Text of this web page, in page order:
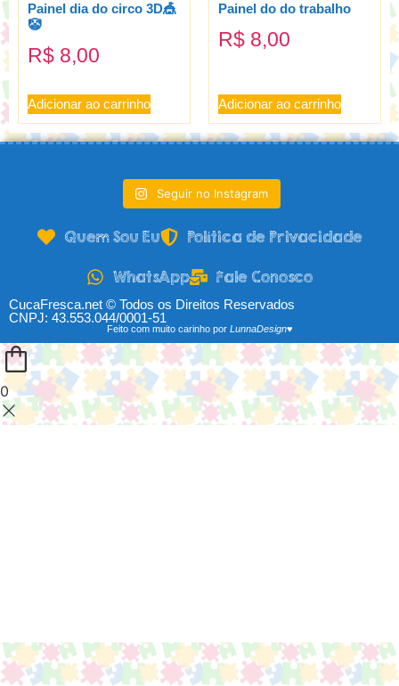
Painel dia do circo 3D🎪
🤡
R$ 8,00
Adicionar ao carrinho
Painel do do trabalho
R$ 8,00
Adicionar ao carrinho
Seguir no Instagram
Quem Sou Eu Política de Privacidade
WhatsApp Fale Conosco
CucaFresca.net © Todos os Direitos Reservados
CNPJ: 43.553.044/0001-51
Feito com muito carinho por LunnaDesign♥
0